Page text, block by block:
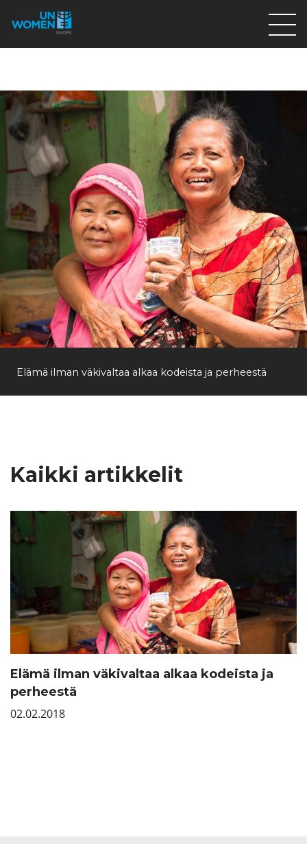
Osallistu
Mitä teemme
Ajankohtaista
Tietoa meistä
På Svenska
Valikon rivi
Lahjoita
Etsi
Elämä ilman väkivaltaa alkaa kodeista ja perheestä
Kaikki artikkelit
Elämä ilman väkivaltaa alkaa kodeista ja
perheestä
02.02.2018